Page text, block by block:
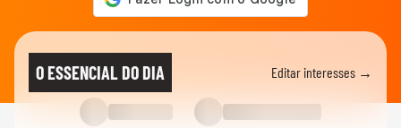
O ESSENCIAL DO DIA Editar interesses →